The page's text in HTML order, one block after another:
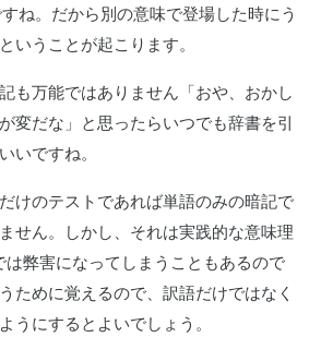
ね。だから別の意味で登場した時にう
いうことが起こります。
も万能ではありません「おや、おかし
変だな」と思ったらいつでも辞書を引
いですね。
けのテストであれば単語のみの暗記で
せん。しかし、それは実践的な意味理
は弊害になってしまうこともあるので
ために覚えるので、訳語だけではなく
うにするとよいでしょう。